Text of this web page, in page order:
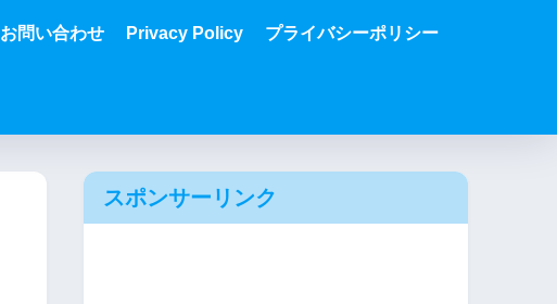
お問い合わせ Privacy Policy プライバシーポリシー
スポンサーリンク